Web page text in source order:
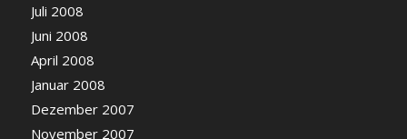
Juli 2008
Juni 2008
April 2008
Januar 2008
Dezember 2007
November 2007